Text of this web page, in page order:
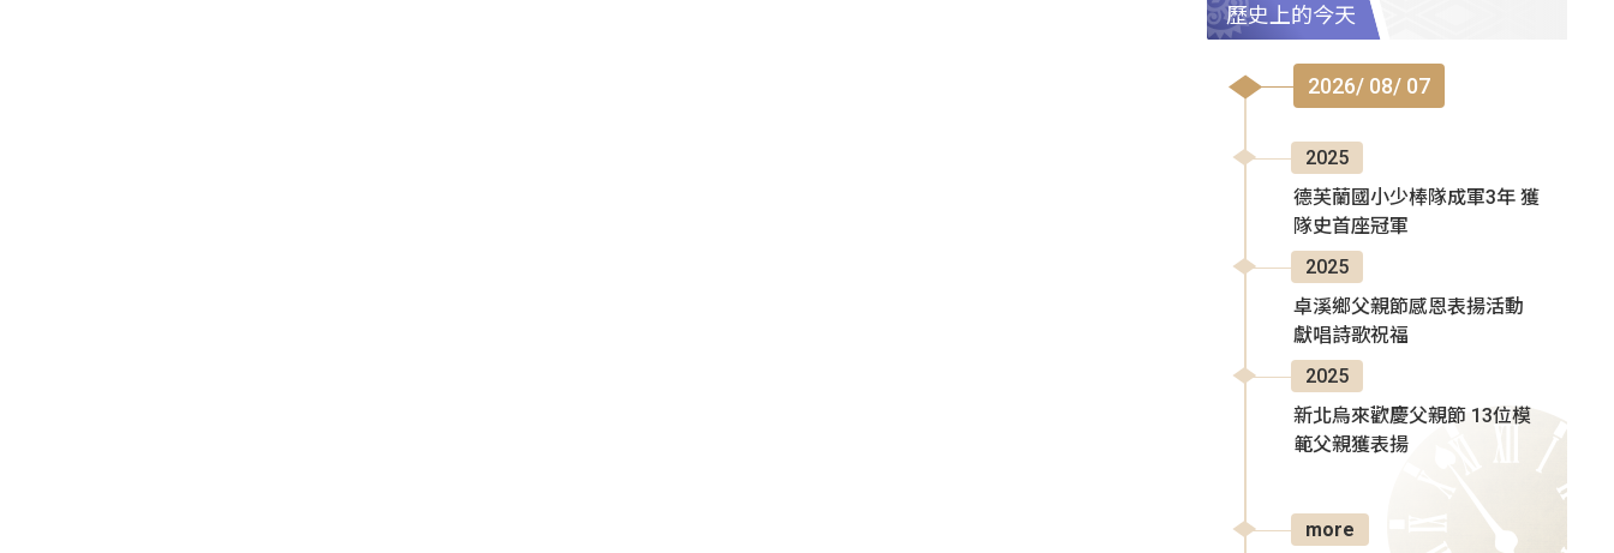
歷史上的今天
2026/ 08/ 07
2025
德芙蘭國小少棒隊成軍3年 獲
隊史首座冠軍
2025
卓溪鄉父親節感恩表揚活動
獻唱詩歌祝福
2025
新北烏來歡慶父親節 13位模
範父親獲表揚
more